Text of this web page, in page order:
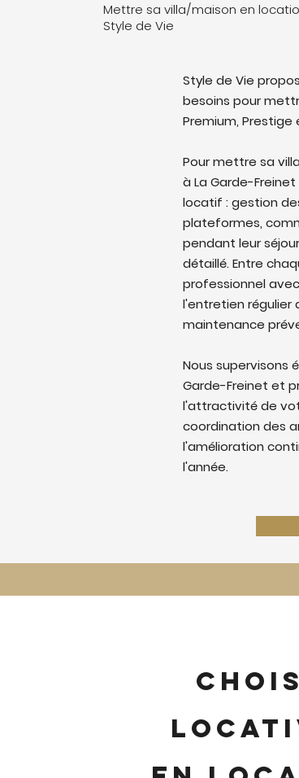
Mettre sa villa/maison en
Style de Vie
Style de Vie
besoins pour
Premium, Prestige
Pour mettre sa
à La Garde-
locatif : gestion
plateformes,
pendant leur
détaillé. Entre
professionnel
l'entretien régulier
maintenance
Nous supervisons
Garde-Freinet et
l'attractivité de
coordination des
l'amélioration
l'année.